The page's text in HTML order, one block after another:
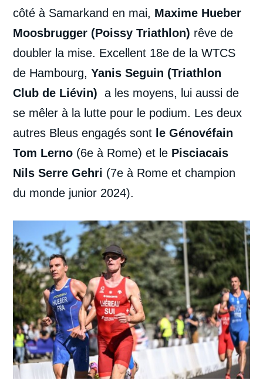
côté à Samarkand en mai, Maxime Hueber
Moosbrugger (Poissy Triathlon) rêve de
doubler la mise. Excellent 18e de la WTCS
de Hambourg,Yanis Seguin (Triathlon
Club de Liévin) a les moyens, lui aussi de
se mêler à la lutte pour le podium. Les deux
autres Bleus engagés sont le Génovéfain
Tom Lerno (6e à Rome) et le Pisciacais
Nils Serre Gehri (7e à Rome et champion
du monde junior 2024).